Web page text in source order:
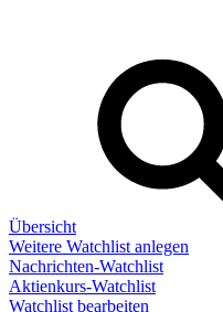
Übersicht
Weitere Watchlist anlegen
Nachrichten-Watchlist
Aktienkurs-Watchlist
Watchlist bearbeiten